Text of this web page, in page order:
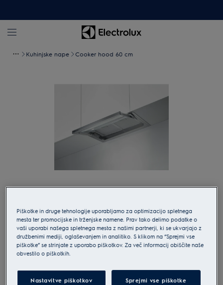
Kuhinjske nape Cooker hood 60 cm
LFP536X
Electrolux 500 vgradna izvlečna
kuhinjska napa širine 60 cm
4.7 (393)
Piškotke in druge tehnologije uporabljamo za optimizacijo spletnega
mesta ter promocijske in trženjske namene. Prav tako delimo podatke o
vaši uporabi našega spletnega mesta z našimi partnerji, ki se ukvarjajo z
družbenimi mediji, oglaševanjem in analitiko. S klikom na “Sprejmi vse
piškotke” se strinjate z uporabo piškotkov. Za več informacij obiščite naše
obvestilo o piškotkih.
Nastavitve piškotkov Sprejmi vse piškotke